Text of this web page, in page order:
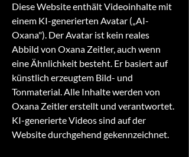
Diese Website enthält Videoinhalte mit
einem KI-generierten Avatar („AI-
Oxana"). Der Avatar ist kein reales
Abbild von Oxana Zeitler, auch wenn
eine Ähnlichkeit besteht. Er basiert auf
künstlich erzeugtem Bild- und
Tonmaterial. Alle Inhalte werden von
Oxana Zeitler erstellt und verantwortet.
KI-generierte Videos sind auf der
Website durchgehend gekennzeichnet.